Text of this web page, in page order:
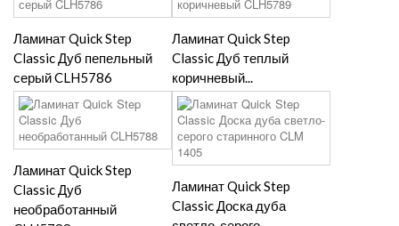
Ламинат Quick Step
Classic Дуб пепельный
серый CLH5786
Ламинат Quick Step
Classic Дуб теплый
коричневый...
Ламинат Quick Step
Classic Дуб
необработанный
Ламинат Quick Step
Classic Доска дуба